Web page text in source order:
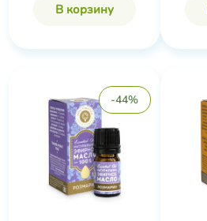
В корзину
-44%